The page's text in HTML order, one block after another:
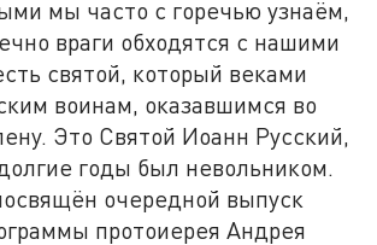
мы часто с горечью узнаём,
враги обходятся с нашими
святой, который веками
воинам, оказавшимся во
Это Святой Иоанн Русский,
годы был невольником.
очередной выпуск
протоиерея Андрея